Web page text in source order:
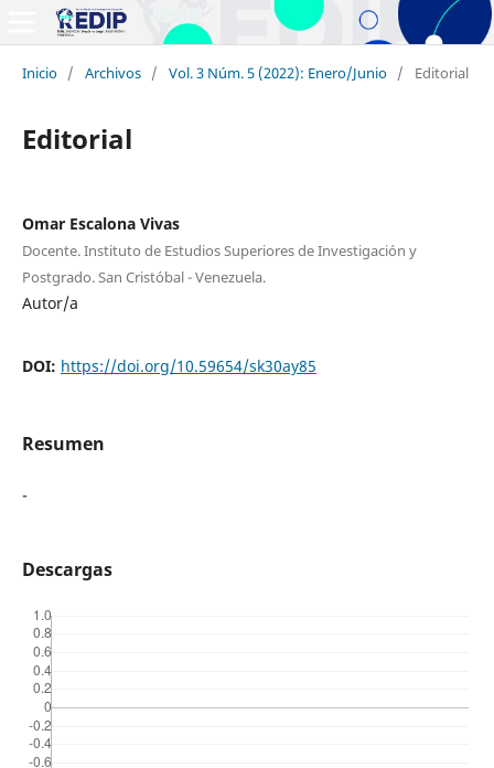
Inicio / Archivos / Vol. 3 Núm. 5 (2022): Enero/Junio / Editorial
Editorial
Omar Escalona Vivas
Docente. Instituto de Estudios Superiores de Investigación y
Postgrado. San Cristóbal - Venezuela.
Autor/a
DOI: https://doi.org/10.59654/sk30ay85
Resumen
-
Descargas